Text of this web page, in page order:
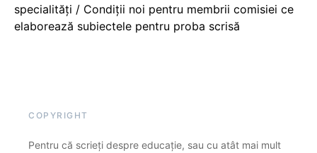
specialități / Condiții noi pentru membrii comisiei ce
elaborează subiectele pentru proba scrisă
COPYRIGHT
Pentru că scrieți despre educație, sau cu atât mai mult